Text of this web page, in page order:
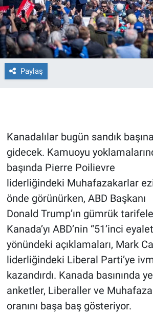
Paylaş
Kanadalılar bugün sandık başına
gidecek. Kamuoyu
başında Pierre Poilievre
liderliğindeki Muhafazakarlar
önde görünürken, ABD Başkanı
Donald Trump’ın gümrük
Kanada’yı ABD’nin “51’inci
yönündeki açıklamaları, Mark
liderliğindeki Liberal Parti’ye
kazandırdı. Kanada basınında
anketler, Liberaller ve
oranını başa baş gösteriyor.
Gerçeğin İzinde
Gün Başlıyor
Gün Bitiyor
Günün görüntüsü
Haber
İlan
Kimdir
Koronavirüs
Kültür Sanat
Ne demişti